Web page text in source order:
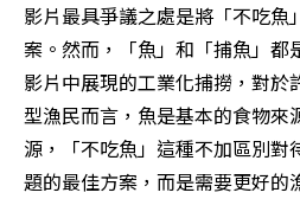
影片最具爭議之處是將「不吃魚
案。然而，「魚」和「捕魚」都
影片中展現的工業化捕撈，對於
型漁民而言，魚是基本的食物來
源，「不吃魚」這種不加區別對
題的最佳方案，而是需要更好的